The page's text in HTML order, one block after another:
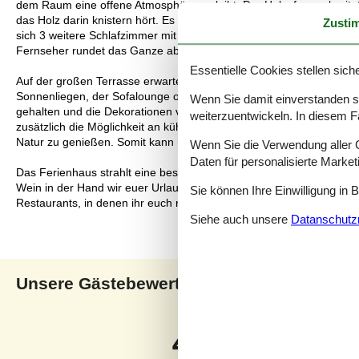
dem Raum eine offene Atmosphäre verleiht. Der Holzofen
das Holz darin knistern hört. Es gibt ein geräumiges
sich 3 weitere Schlafzimmer mit je einem Doppelbett sowie ein
Fernseher rundet das Ganze ab.
Auf der großen Terrasse erwartete euch eine wahre Oase der
Sonnenliegen, der Sofalounge oder sitzt gemütlich zum
gehalten und die Dekorationen verleihen der Terrasse ein
zusätzlich die Möglichkeit an kühleren oder regnerischen Tagen
Natur zu genießen. Somit kann man hier fast das ganze Jahr
Das Ferienhaus strahlt eine besondere Atmosphäre aus und lädt
Wein in der Hand wir euer Urlaub hier unvergesslich werden.
Restaurants, in denen ihr euch nach einem Bummel durch die Stadt
Unsere Gästebewertungen
4,0
Essentielle Cookies stellen
Wenn Sie damit einverstanden
weiterzuentwickeln. In diesem
Wenn Sie die Verwendung
Daten für personalisierte
Sie können Ihre Einwilligung in
Siehe auch unsere